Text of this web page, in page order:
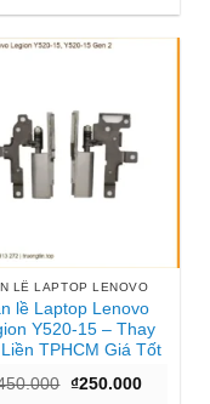
LỀ LAPTOP LENOVO
lề Laptop Lenovo
Y520-15 – Thay
Liền TPHCM Giá Tốt
Giá
₫250.000Giá